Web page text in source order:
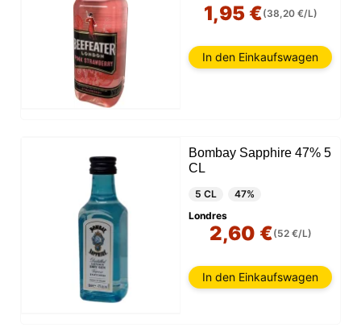
1,95 €(38,20 €/L)
In den Einkaufswagen
Bombay Sapphire 47% 5
CL
5 CL
47%
Londres
2,60 €(52 €/L)
In den Einkaufswagen